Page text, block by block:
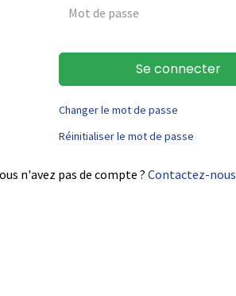
Se connecter
Changer le mot de passe
Réinitialiser le mot de passe
n'avez pas de compte ? Contactez-nous